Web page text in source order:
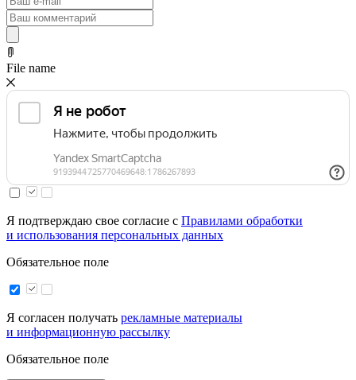
File name
Я подтверждаю свое согласие с Правилами обработки
и использования персональных данных
Обязательное поле
Я согласен получать рекламные материалы
и информационную рассылку
Обязательное поле